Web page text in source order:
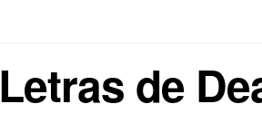
Letras de